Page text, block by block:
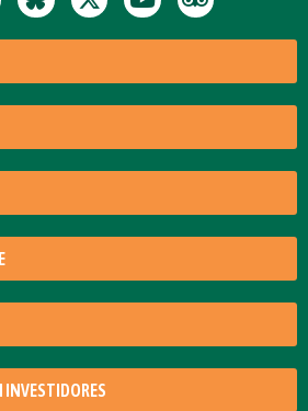
INVESTIDORES